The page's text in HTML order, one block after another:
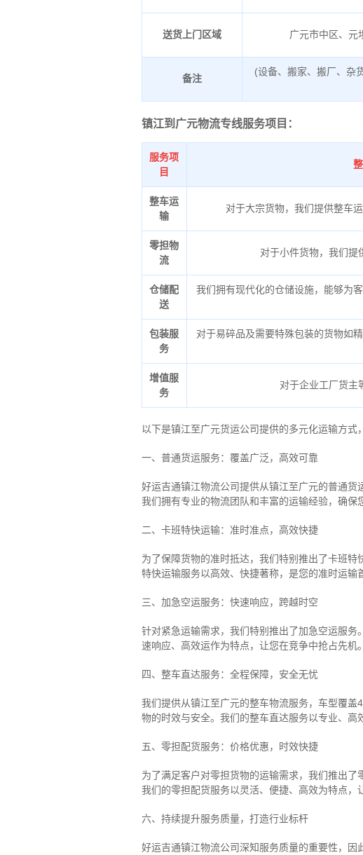
送货上门区域 广元市中区、元
备注
(设备、搬家、搬厂、杂
镇江到广元物流专线服务项目：
服务项
目
整车运
输
对于大宗货物，我们提供整车
零担物
流
对于小件货物，我们提
仓储配
送
我们拥有现代化的仓储设施，能够为
包装服
务
对于易碎品及需要特殊包装的货物如
增值服
务
对于企业工厂货主
以下是镇江至广元货运公司提供的多元化运输方式
一、普通货运服务：覆盖广泛，高效可靠
好运吉通镇江物流公司提供从镇江至广元的普通货
我们拥有专业的物流团队和丰富的运输经验，确保
二、卡班特快运输：准时准点，高效快捷
为了保障货物的准时抵达，我们特别推出了卡班
特快运输服务以高效、快捷著称，是您的准时运输
三、加急空运服务：快速响应，跨越时空
针对紧急运输需求，我们特别推出了加急空运服
速响应、高效运作为特点，让您在竞争中抢占先机。
四、整车直达服务：全程保障，安全无忧
我们提供从镇江至广元的整车物流服务，车型覆
物的时效与安全。我们的整车直达服务以专业、高
五、零担配货服务：价格优惠，时效快捷
为了满足客户对零担货物的运输需求，我们推出了
我们的零担配货服务以灵活、便捷、高效为特点，
六、持续提升服务质量，打造行业标杆
好运吉通镇江物流公司深知服务质量的重要性，